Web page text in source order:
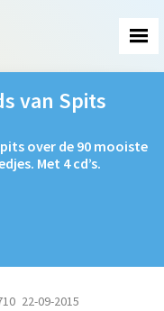
van Spits
over de 90 mooiste
Met 4 cd’s.
22-09-2015